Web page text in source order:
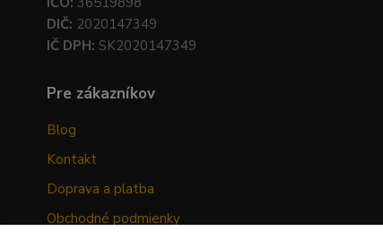
DIČ: 2020147349
IČ DPH: SK2020147349
Pre zákazníkov
Blog
Kontakt
Doprava a platba
Obchodné podmienky